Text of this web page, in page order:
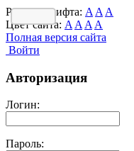
Размер шрифта: A A A
Цвет сайта: A A A A
Полная версия сайта
Войти
Авторизация
Логин:
Пароль: